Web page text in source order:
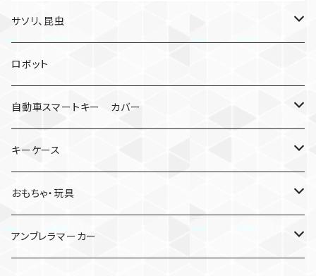
サソリ、昆虫
サソリ
クモ
ロボット
自動車スマートキー カバー
日産
キーケース
MDF材
おもちゃ・玩具
けん玉
アンブレラマーカー